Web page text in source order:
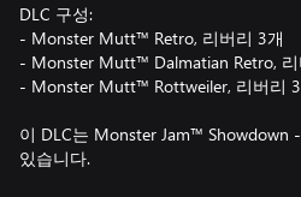
DLC 구성:
- Monster Mutt™ Retro, 리버리 3개
- Monster Mutt™ Dalmatian Retro, 리
- Monster Mutt™ Rottweiler, 리버리
이 DLC는 Monster Jam™ Showdown
있습니다.